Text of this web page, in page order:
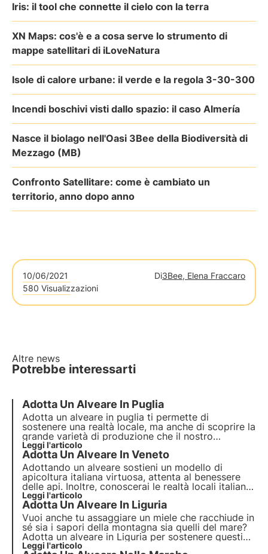
Iris: il tool che connette il cielo con la terra
XN Maps: cos'è e a cosa serve lo strumento di
mappe satellitari di iLoveNatura
Isole di calore urbane: il verde e la regola 3-30-300
Incendi boschivi visti dallo spazio: il caso Almería
Nasce il biolago nell'Oasi 3Bee della Biodiversità di
Mezzago (MB)
Confronto Satellitare: come è cambiato un
territorio, anno dopo anno
10/06/2021 Di3Bee, Elena Fraccaro
580 Visualizzazioni
Altre news
Potrebbe interessarti
Adotta Un Alveare In Puglia
Adotta un alveare in puglia ti permette di
sostenere una realtà locale, ma anche di scoprire la
grande varietà di produzione che il nostro
Belpaese ci riserva. In Italia, infatti, si producono
circa 50 diverse tipologie di miele, alcune più
conosciute, altre più rare e di difficile produzione.
Leggi l'articolo
Adotta Un Alveare In Veneto
Adottando un alveare sostieni un modello di
apicoltura italiana virtuosa, attenta al benessere
delle api. Inoltre, conoscerai le realtà locali italiane
e le diverse tipologie di miele. Oggi voliamo in una
regione che vanta la produzione di uno dei mieli
più rari e difficili da produrre!
Leggi l'articolo
Adotta Un Alveare In Liguria
Vuoi anche tu assaggiare un miele che racchiude in
sé sia i sapori della montagna sia quelli del mare?
Adotta un alveare in Liguria per sostenere questi
“apicoltori-eroi” e per assaporare il loro gustoso
Leggi l'articolo